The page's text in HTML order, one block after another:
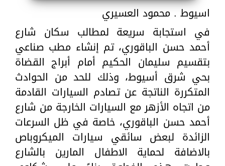
اسيوط . محمود العسيري
في استجابة سريعة لمطالب سكان شارع
أحمد حسن الباقوري، تم إنشاء مطب صناعي
بتقسيم سليمان الحكيم أمام أبراج القضاة
بحي شرق أسيوط، وذلك للحد من الحوادث
المتكررة الناتجة عن تصادم السيارات القادمة
من اتجاه الأزهر مع السيارات الخارجة من شارع
أحمد حسن الباقوري، خاصة في ظل السرعات
الزائدة لبعض سائقي سيارات الميكروباص
بالاضافة لحماية الاطفال المارين بالشارع